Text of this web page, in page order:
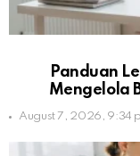
Panduan
Mengelola
August 7, 2026, 9:34